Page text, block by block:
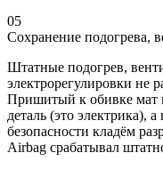
05
Сохранение подогрева,
Штатные подогрев,
электрорегулировки не
Пришитый к обивке мат
деталь (это электрика),
безопасности кладём
Airbag срабатывал